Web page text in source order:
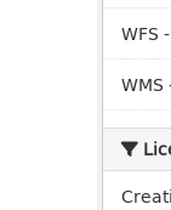
WFS -
WMS